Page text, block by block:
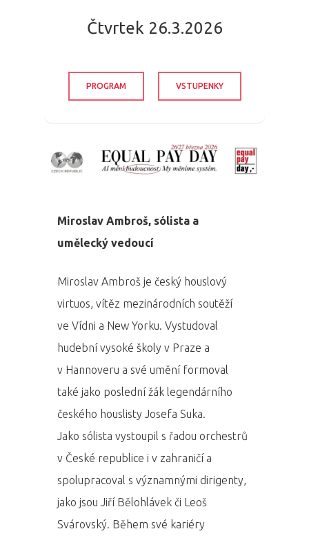
Čtvrtek 26.3.2026
PROGRAM VSTUPENKY
Miroslav Ambroš, sólista a
umělecký vedoucí
Miroslav Ambroš je český houslový
virtuos, vítěz mezinárodních soutěží
ve Vídni a New Yorku. Vystudoval
hudební vysoké školy v Praze a
v Hannoveru a své umění formoval
také jako poslední žák legendárního
českého houslisty Josefa Suka.
Jako sólista vystoupil s řadou orchestrů
v České republice i v zahraničí a
spolupracoval s významnými dirigenty,
jako jsou Jiří Bělohlávek či Leoš
Svárovský. Během své kariéry